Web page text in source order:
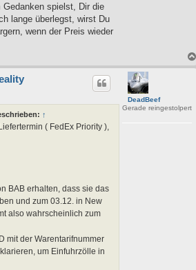
spielst, Dir die
lange überlegst, wirst Du
wenn der Preis wieder
DeadBeef
Gerade reingestolpert
↑
( FedEx Priority ),
BAB erhalten, dass sie das
und zum 03.12. in New
also wahrscheinlich zum
mit der Warentarifnummer
um Einfuhrzölle in